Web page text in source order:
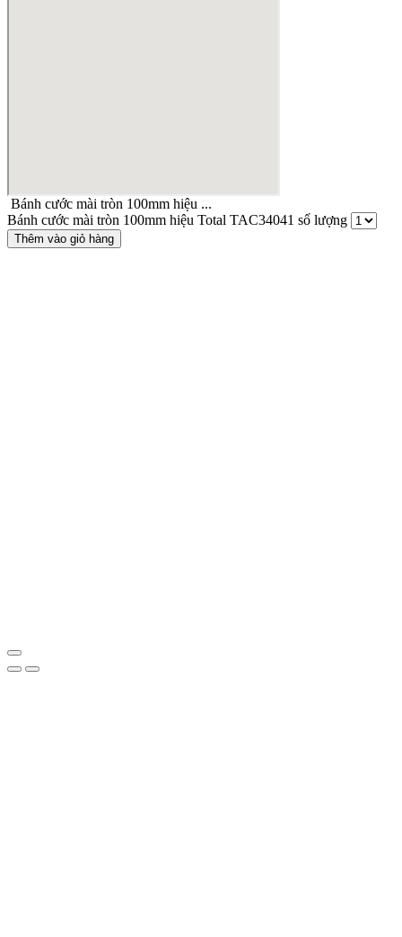
Bánh cước mài tròn 100mm hiệu ...
Bánh cước mài tròn 100mm hiệu Total TAC34041 số lượng
Thêm vào giỏ hàng